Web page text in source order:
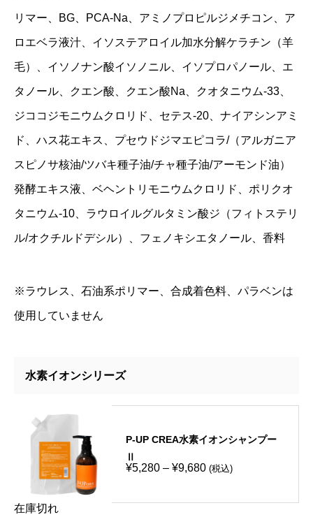
リマー、BG、PCA-Na、アミノプロピルジメチコン、ア
ロエベラ液汁、イソステアロイル加水分解ケラチン（羊
毛）、イソノナン酸イソノニル、イソプロパノール、エ
タノール、クエン酸、クエン酸Na、クオタニウム-33、
ジココジモニウムクロリド、セテス-20、ナイアシンアミ
ド、ハス花エキス、プセウドジマエピコラ/（アルガニア
スピノサ核油/ツバキ種子油/チャ種子油/アーモンド油）
発酵エキス液、ベヘントリモニウムクロリド、ポリクオ
タニウム-10、ラウロイルグルタミン酸ジ（フィトステリ
ル/オクチルドデシル）、フェノキシエタノール、香料
※ラウレス、石油系ポリマー、合成着色料、パラベンは
使用していません
水素イオンシリーズ
P-UP CREA水素イオンシャンプー
Ⅱ
¥5,280 – ¥9,680価
:
(税込)
在庫切れ